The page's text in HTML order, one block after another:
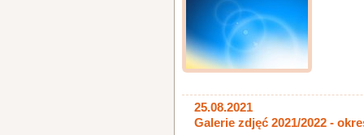
25.08.2021
Galerie zdjęć 2021/2022 -